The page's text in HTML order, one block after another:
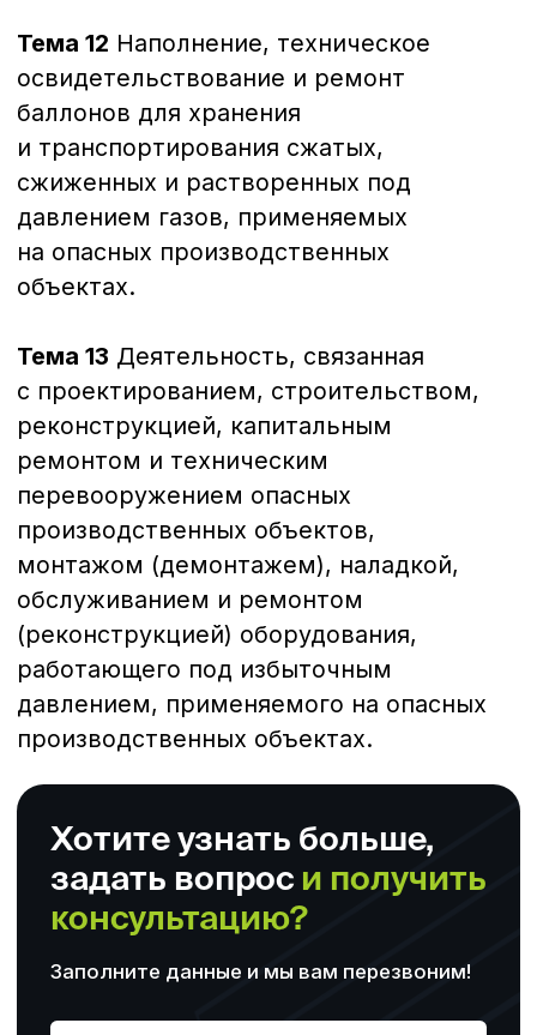
Документ об окончании
Удостоверение о повышении
квалификации
72 часа
Требования промышленной безопасности
в нефтяной и газовой промышленности — Б.2
Документ об окончании
Удостоверение о повышении
квалификации
Компания
Направления обучения
Контакты
О центре
Отзывы
переподготовка
Профессиональное обучение
+7 (423) 22-44-333
+ 7 (904) 627-49-99
sales@dvrcot.ru